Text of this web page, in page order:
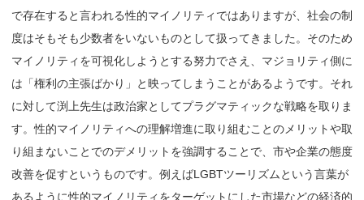
で存在すると言われる性的マイノリティではありますが、社会の制
度はそもそも少数者をいないものとして扱ってきました。そのため
マイノリティを可視化しようとする努力でさえ、マジョリティ側に
は「権利の主張ばかり」と映ってしまうことがあるようです。それ
に対して渕上先生は政治家としてプラグマティックな戦略を取りま
す。性的マイノリティへの理解増進に取り組むことのメリットや取
り組まないことでのデメリットを強調することで、市や企業の態度
改善を促すというものです。例えばLGBTツーリズムという言葉が
あるように性的マイノリティをターゲットにした市場などの経済的